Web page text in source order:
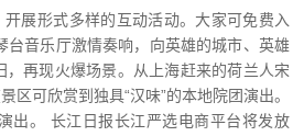
展形式多样的互动活动。大家可免费入
音乐厅激情奏响，向英雄的城市、英雄
再现火爆场景。从上海赶来的荷兰人宋
区可欣赏到独具“汉味”的本地院团演出。
出。 长江日报长江严选电商平台将发放